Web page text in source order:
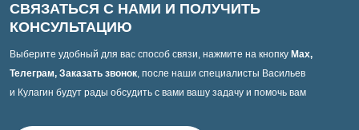
СВЯЗАТЬСЯ С НАМИ И ПОЛУЧИТЬ
КОНСУЛЬТАЦИЮ
Выберите удобный для вас способ связи, нажмите на кнопку Max,
Телеграм, Заказать звонок, после наши специалисты Васильев
и Кулагин будут рады обсудить с вами вашу задачу и помочь вам